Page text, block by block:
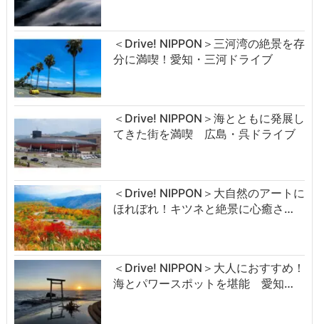
＜Drive! NIPPON＞三河湾の絶景を存
分に満喫！愛知・三河ドライブ
＜Drive! NIPPON＞海とともに発展し
てきた街を満喫 広島・呉ドライブ
＜Drive! NIPPON＞大自然のアートに
ほれぼれ！キツネと絶景に心癒さ…
＜Drive! NIPPON＞大人におすすめ！
海とパワースポットを堪能 愛知…